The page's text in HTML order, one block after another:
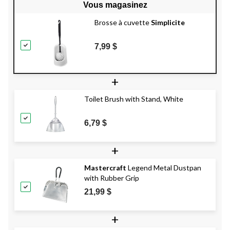
Vous magasinez
Brosse à cuvetteSimplicite
7,99 $
+
Toilet Brush with Stand, White
6,79 $
+
Mastercraft Legend Metal Dustpan
with Rubber Grip
21,99 $
+